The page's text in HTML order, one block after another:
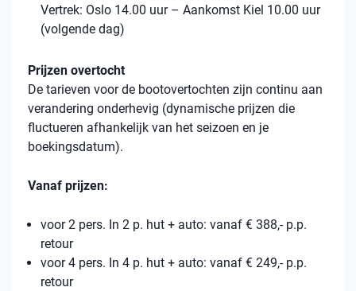
Vertrek: Oslo 14.00 uur – Aankomst Kiel 10.00 uur
(volgende dag)
Prijzen overtocht
De tarieven voor de bootovertochten zijn continu aan
verandering onderhevig (dynamische prijzen die
fluctueren afhankelijk van het seizoen en je
boekingsdatum).
Vanaf prijzen:
voor 2 pers. In 2 p. hut + auto: vanaf € 388,- p.p.
retour
voor 4 pers. In 4 p. hut + auto: vanaf € 249,- p.p.
retour